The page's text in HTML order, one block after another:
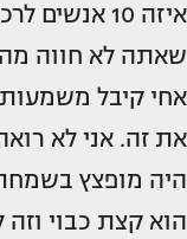
איזה 10
שאתה לא חווה
אחי קיבל
את זה. אני לא
היה מופצץ בשמחת
הוא קצת כבוי וזה